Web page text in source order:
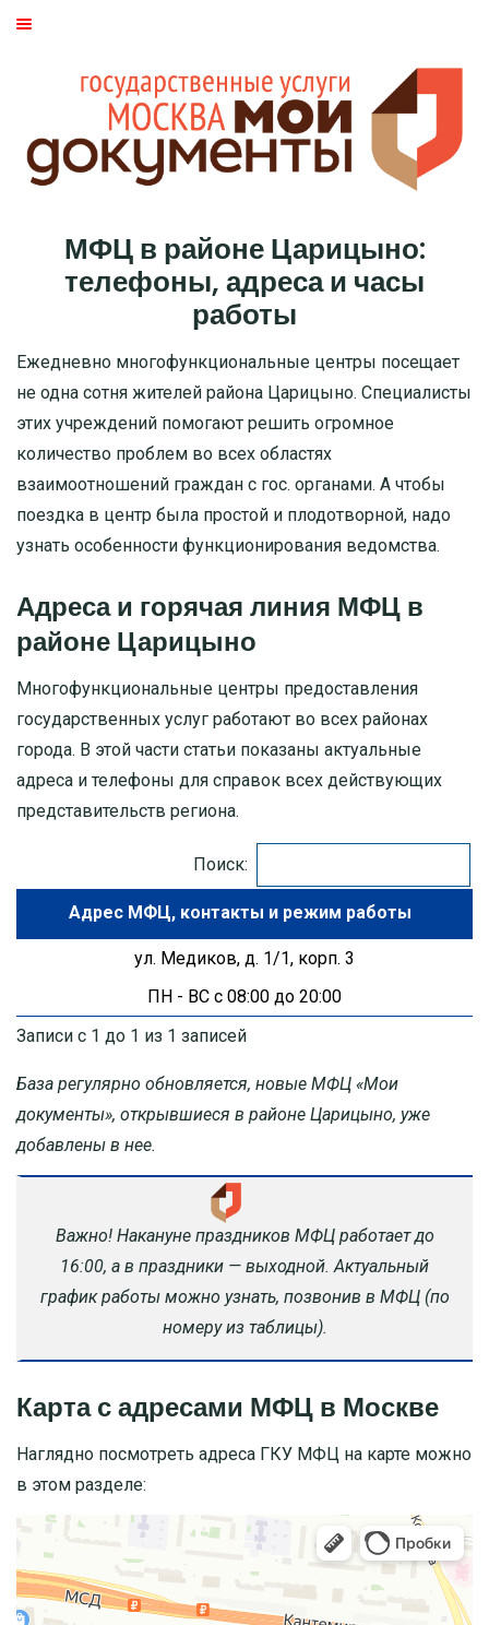
МФЦ в районе Царицыно:
телефоны, адреса и часы
работы
Ежедневно многофункциональные центры посещает
не одна сотня жителей района Царицыно. Специалисты
этих учреждений помогают решить огромное
количество проблем во всех областях
взаимоотношений граждан с гос. органами. А чтобы
поездка в центр была простой и плодотворной, надо
узнать особенности функционирования ведомства.
Адреса и горячая линия МФЦ в
районе Царицыно
Многофункциональные центры предоставления
государственных услуг работают во всех районах
города. В этой части статьи показаны актуальные
адреса и телефоны для справок всех действующих
представительств региона.
Поиск:
Адрес МФЦ
ул. Медиков, д. 1/1, корп. 3
ПН - ВС с 08:00 до 20:00
Записи с 1 до 1 из 1 записей
База регулярно обновляется, новые МФЦ «Мои
документы», открывшиеся в районе Царицыно, уже
добавлены в нее.
Важно! Накануне праздников МФЦ работает до
16:00, а в праздники — выходной. Актуальный
график работы можно узнать, позвонив в МФЦ (по
номеру из таблицы).
Карта с адресами МФЦ в Москве
Наглядно посмотреть адреса ГКУ МФЦ на карте можно
в этом разделе:
СТАТЬИ
БАСМАННЫЙ РАЙОН
ТВЕРСКОЙ
ЦАО
САО
МОСКОВСКАЯ ОБЛАСТЬ
ПУШКИНО
ДЗЕРЖИНСКИЙ
БАЛАШИХА
ДМИТРОВ
ХИМКИ